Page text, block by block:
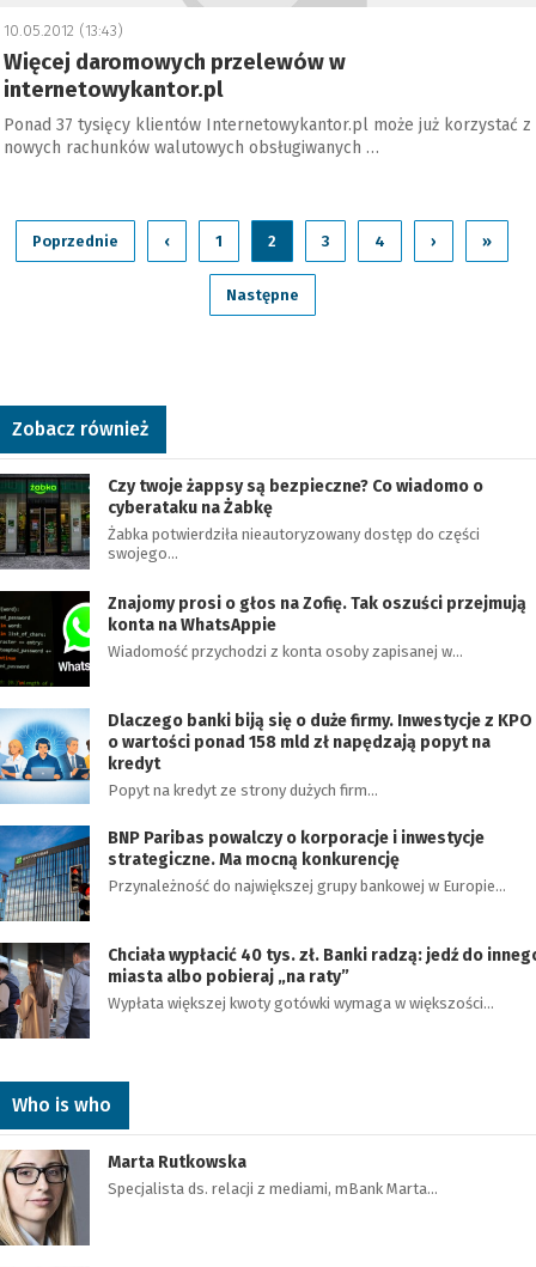
10.05.2012 (13:43)
Więcej daromowych przelewów w
internetowykantor.pl
Ponad 37 tysięcy klientów Internetowykantor.pl może już korzystać z
nowych rachunków walutowych obsługiwanych …
Poprzednie ‹ 1 2 3 4 › »
Następne
Zobacz również
Czy twoje żappsy są bezpieczne? Co wiadomo o
cyberataku na Żabkę
Żabka potwierdziła nieautoryzowany dostęp do części
swojego…
Znajomy prosi o głos na Zofię. Tak oszuści przejmują
konta na WhatsAppie
Wiadomość przychodzi z konta osoby zapisanej w…
Dlaczego banki biją się o duże firmy. Inwestycje z KPO
o wartości ponad 158 mld zł napędzają popyt na
kredyt
Popyt na kredyt ze strony dużych firm…
BNP Paribas powalczy o korporacje i inwestycje
strategiczne. Ma mocną konkurencję
Przynależność do największej grupy bankowej w Europie…
Chciała wypłacić 40 tys. zł. Banki radzą: jedź do
miasta albo pobieraj „na raty”
Wypłata większej kwoty gotówki wymaga w większości…
Who is who
Marta Rutkowska
Specjalista ds. relacji z mediami, mBank Marta…